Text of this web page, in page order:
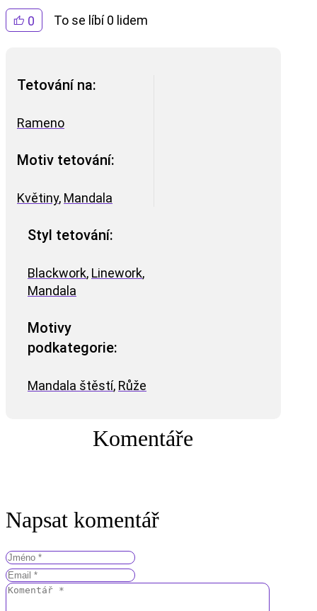
0 To se líbí 0 lidem
Tetování na:
Rameno
Motiv tetování:
Květiny, Mandala
Styl tetování:
Blackwork, Linework,
Mandala
Motivy
podkategorie:
Mandala štěstí, Růže
Komentáře
Napsat komentář